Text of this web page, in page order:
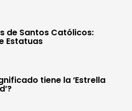
de Santos Católicos:
Estatuas
tiene la ‘Estrella